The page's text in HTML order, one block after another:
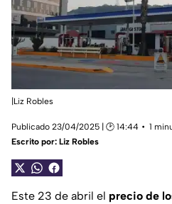
|Liz Robles
Publicado 23/04/2025 | 🕑 14:44
1
Escrito por: Liz Robles
Este 23 de abril el precio de